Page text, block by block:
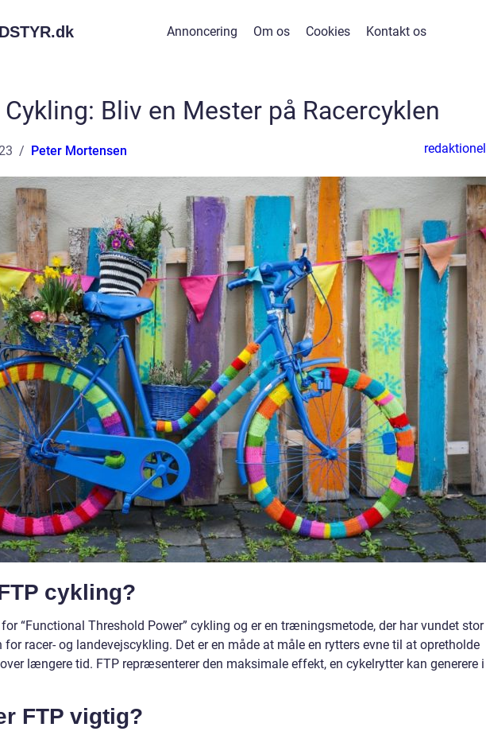
dk Annoncering Om os Cookies Kontakt os
Cykling: Bliv en Mester på Racercyklen
Peter Mortensen redaktionel
cykling?
“Functional Threshold Power” cykling og er en træningsmetode, der har vundet stor
racer- og landevejscykling. Det er en måde at måle en rytters evne til at opretholde
længere tid. FTP repræsenterer den maksimale effekt, en cykelrytter kan generere i
FTP vigtig?